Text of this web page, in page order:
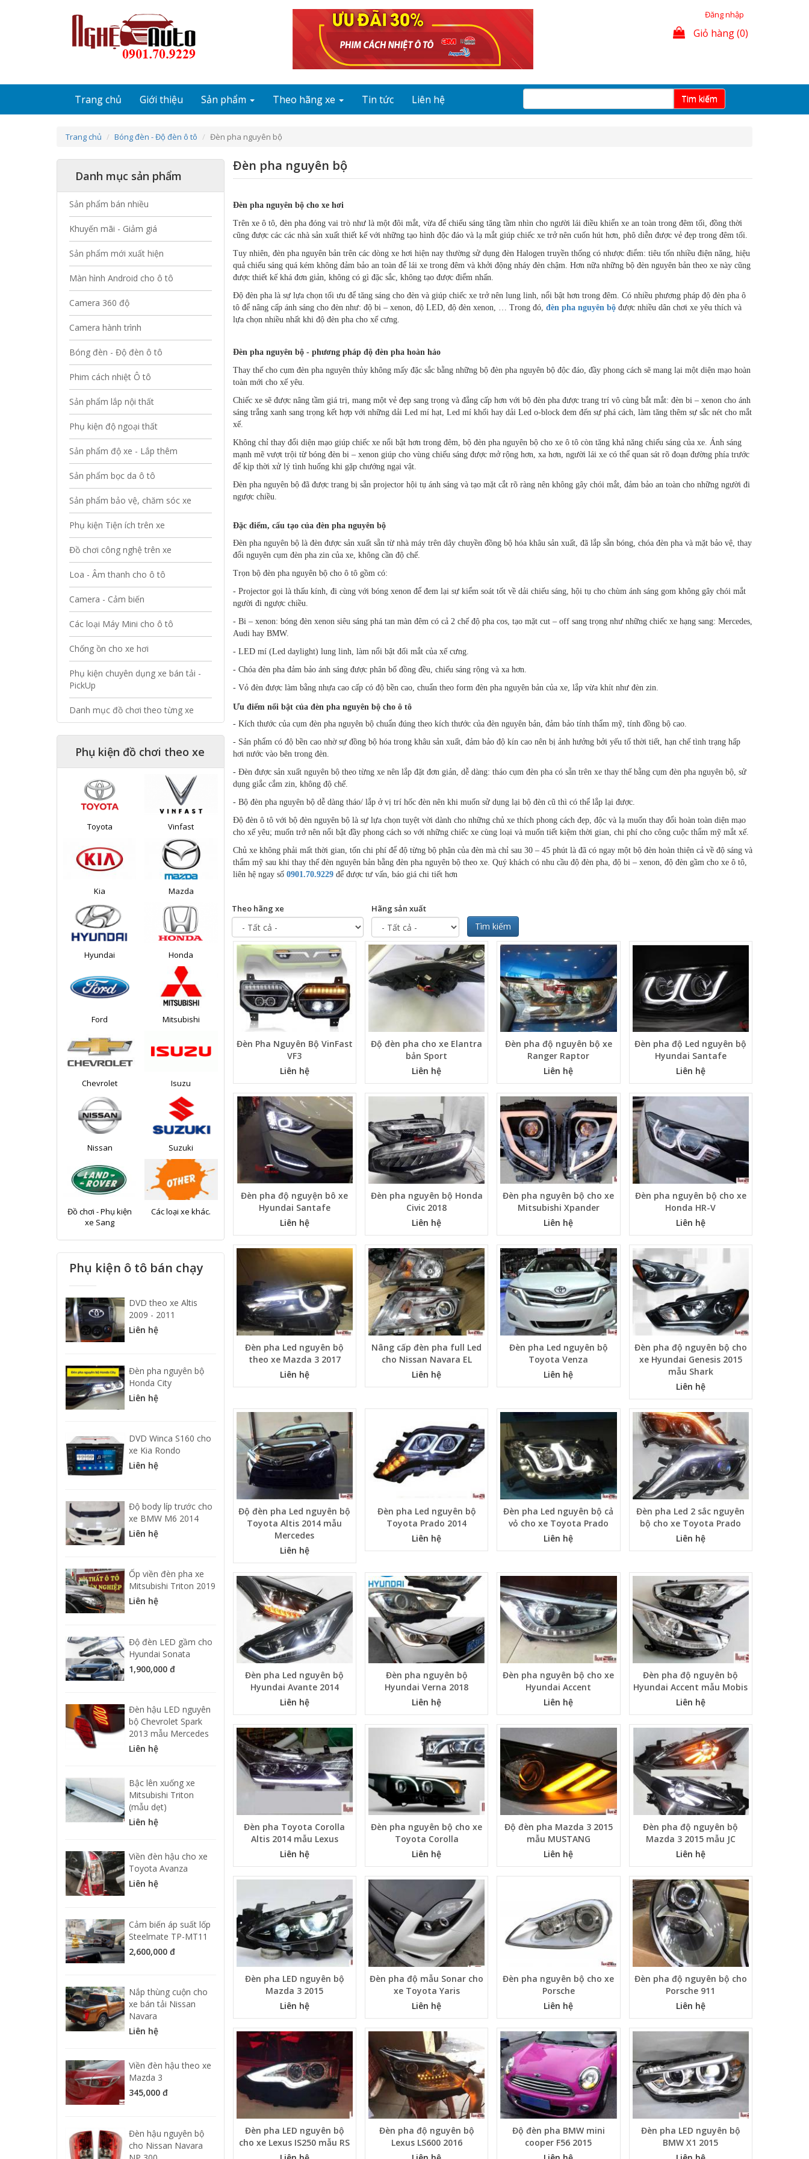
Đăng nhập
Giỏ hàng (0)
Trang chủ Giới thiệu Sản phẩm Theo hãng xe Tin tức Liên hệ Tim kiếm
Trang chủ Bóng đèn - Độ đèn ô tô Đèn pha nguyên bộ
Danh mục sản phẩm
Sản phẩm bán nhiều
Khuyến mãi - Giảm giá
Sản phẩm mới xuất hiện
Màn hình Android cho ô tô
Camera 360 độ
Camera hành trình
Bóng đèn - Độ đèn ô tô
Phim cách nhiệt Ô tô
Sản phẩm lắp nội thất
Phụ kiện độ ngoại thất
Sản phẩm độ xe - Lắp thêm
Sản phẩm bọc da ô tô
Sản phẩm bảo vệ, chăm sóc xe
Phụ kiện Tiện ích trên xe
Đồ chơi công nghệ trên xe
Loa - Âm thanh cho ô tô
Camera - Cảm biến
Các loại Máy Mini cho ô tô
Chống ồn cho xe hơi
Phụ kiện chuyên dụng xe bán tải -
PickUp
Danh mục đồ chơi theo từng xe
Phụ kiện đồ chơi theo xe
Toyota Vinfast
Kia Mazda
Hyundai Honda
Ford Mitsubishi
Chevrolet Isuzu
Nissan Suzuki
Đồ chơi - Phụ kiện
xe Sang
Các loại xe khác.
Phụ kiện ô tô bán chạy
DVD theo xe Altis
2009 - 2011
Liên hệ
Đèn pha nguyên bộ
Honda City
Liên hệ
DVD Winca S160 cho
xe Kia Rondo
Liên hệ
Độ body líp trước cho
xe BMW M6 2014
Liên hệ
Ốp viền đèn pha xe
Mitsubishi Triton 2019
Liên hệ
Độ đèn LED gầm cho
Hyundai Sonata
1,900,000 đ
Đèn hậu LED nguyên
bộ Chevrolet Spark
2013 mẫu Mercedes
Liên hệ
Bậc lên xuống xe
Mitsubishi Triton
(mẫu dẹt)
Liên hệ
Viền đèn hậu cho xe
Toyota Avanza
Liên hệ
Cảm biến áp suất lốp
Steelmate TP-MT11
2,600,000 đ
Nắp thùng cuộn cho
xe bán tải Nissan
Navara
Liên hệ
Viền đèn hậu theo xe
Mazda 3
345,000 đ
Đèn hậu nguyên bộ
cho Nissan Navara
Đèn pha nguyên bộ
Đèn pha nguyên bộ cho xe hơi
Trên xe ô tô, đèn pha đóng vai trò như là một đôi mắt, vừa để chiếu sáng tăng tầm nhìn cho người lái điều khiển xe an toàn trong đêm tối, đồng thời
cũng được các các nhà sản xuất thiết kế với những tạo hình độc đáo và lạ mắt giúp chiếc xe trở nên cuốn hút hơn, phô diễn được vẻ đẹp trong đêm tối.
Tuy nhiên, đèn pha nguyên bản trên các dòng xe hơi hiện nay thường sử dụng đèn Halogen truyền thống có nhược điểm: tiêu tốn nhiều điện năng, hiệu
quả chiếu sáng quá kém không đảm bảo an toàn để lái xe trong đêm và khởi động nháy đèn chậm. Hơn nữa những bộ đèn nguyên bản theo xe này cũng
được thiết kế khá đơn giản, không có gì đặc sắc, không tạo được điểm nhấn.
Độ đèn pha là sự lựa chọn tối ưu để tăng sáng cho đèn và giúp chiếc xe trở nên lung linh, nổi bật hơn trong đêm. Có nhiều phương pháp độ đèn pha ô
tô để nâng cấp ánh sáng cho đèn như: độ bi – xenon, độ LED, độ đèn xenon, … Trong đó, đèn pha nguyên bộđược nhiều dân chơi xe yêu thích và
lựa chọn nhiều nhất khi độ đèn pha cho xế cưng.
Đèn pha nguyên bộ - phương pháp độ đèn pha hoàn hảo
Thay thế cho cụm đèn pha nguyên thủy không mấy đặc sắc bằng những bộ đèn pha nguyên bộ độc đáo, đầy phong cách sẽ mang lại một diện mạo hoàn
toàn mới cho xế yêu.
Chiếc xe sẽ được nâng tầm giá trị, mang một vẻ đẹp sang trọng và đẳng cấp hơn với bộ đèn pha được trang trí vô cùng bắt mắt: đèn bi – xenon cho ánh
sáng trắng xanh sang trọng kết hợp với những dải Led mí hạt, Led mí khối hay dải Led o-block đem đến sự phá cách, làm tăng thêm sự sắc nét cho mắt
xế.
Không chỉ thay đổi diện mạo giúp chiếc xe nổi bật hơn trong đêm, bộ đèn pha nguyên bộ cho xe ô tô còn tăng khả năng chiếu sáng của xe. Ánh sáng
mạnh mẽ vượt trội từ bóng đèn bi – xenon giúp cho vùng chiếu sáng được mở rộng hơn, xa hơn, người lái xe có thể quan sát rõ đoạn đường phía trước
để kịp thời xử lý tình huống khi gặp chướng ngại vật.
Đèn pha nguyên bộ đã được trang bị sẵn projector hội tụ ánh sáng và tạo mặt cắt rõ ràng nên không gây chói mắt, đảm bảo an toàn cho những người đi
ngược chiều.
Đặc điểm, cấu tạo của đèn pha nguyên bộ
Đèn pha nguyên bộ là đèn được sản xuất sẵn từ nhà máy trên dây chuyền đồng bộ hóa khâu sản xuất, đã lắp sẵn bóng, chóa đèn pha và mặt bảo vệ, thay
đổi nguyên cụm đèn pha zin của xe, không cần độ chế.
Trọn bộ đèn pha nguyên bộ cho ô tô gồm có:
- Projector gọi là thấu kính, đi cùng với bóng xenon để đem lại sự kiểm soát tốt về dải chiếu sáng, hội tụ cho chùm ánh sáng gom không gây chói mắt
người đi ngược chiều.
- Bi – xenon: bóng đèn xenon siêu sáng phá tan màn đêm có cả 2 chế độ pha cos, tạo mặt cut – off sang trọng như những chiếc xe hạng sang: Mercedes,
Audi hay BMW.
- LED mí (Led daylight) lung linh, làm nổi bật đối mắt của xế cưng.
- Chóa đèn pha đảm bảo ánh sáng được phân bố đồng đều, chiếu sáng rộng và xa hơn.
- Vỏ đèn được làm bằng nhựa cao cấp có độ bền cao, chuẩn theo form đèn pha nguyên bản của xe, lắp vừa khít như đèn zin.
Ưu điểm nổi bật của đèn pha nguyên bộ cho ô tô
- Kích thước của cụm đèn pha nguyên bộ chuẩn đúng theo kích thước của đèn nguyên bản, đảm bảo tính thẩm mỹ, tính đồng bộ cao.
- Sản phẩm có độ bền cao nhờ sự đồng bộ hóa trong khâu sản xuất, đảm bảo độ kín cao nên bị ảnh hưởng bởi yếu tố thời tiết, hạn chế tình trạng hấp
hơi nước vào bên trong đèn.
- Đèn được sản xuất nguyên bộ theo từng xe nên lắp đặt đơn giản, dễ dàng: tháo cụm đèn pha có sẵn trên xe thay thế bằng cụm đèn pha nguyên bộ, sử
dụng giắc cắm zin, không độ chế.
- Bộ đèn pha nguyên bộ dễ dàng tháo/ lắp ở vị trí hốc đèn nên khi muốn sử dụng lại bộ đèn cũ thì có thể lắp lại được.
Độ đèn ô tô với bộ đèn nguyên bộ là sự lựa chọn tuyệt vời dành cho những chủ xe thích phong cách đẹp, độc và lạ muốn thay đổi hoàn toàn diện mạo
cho xế yêu; muốn trở nên nổi bật đầy phong cách so với những chiếc xe cùng loại và muốn tiết kiệm thời gian, chi phí cho công cuộc thẩm mỹ mắt xế.
Chủ xe không phải mất thời gian, tốn chi phí để độ từng bộ phận của đèn mà chỉ sau 30 – 45 phút là đã có ngay một bộ đèn hoàn thiện cả về độ sáng và
thẩm mỹ sau khi thay thế đèn nguyên bản bằng đèn pha nguyên bộ theo xe. Quý khách có nhu cầu độ đèn pha, độ bi – xenon, độ đèn gầm cho xe ô tô,
liên hệ ngay số 0901.70.9229 để được tư vấn, báo giá chi tiết hơn
Theo hãng xe Hãng sản xuất
Tìm kiếm
Đèn Pha Nguyên Bộ VinFast
VF3
Liên hệ
Độ đèn pha cho xe Elantra
bản Sport
Liên hệ
Đèn pha độ nguyên bộ xe
Ranger Raptor
Liên hệ
Đèn pha độ Led nguyên bộ
Hyundai Santafe
Liên hệ
Đèn pha độ nguyện bô xe
Hyundai Santafe
Liên hệ
Đèn pha nguyên bộ Honda
Civic 2018
Liên hệ
Đèn pha nguyên bộ cho xe
Mitsubishi Xpander
Liên hệ
Đèn pha nguyên bộ cho xe
Honda HR-V
Liên hệ
Đèn pha Led nguyên bộ
theo xe Mazda 3 2017
Liên hệ
Nâng cấp đèn pha full Led
cho Nissan Navara EL
Liên hệ
Đèn pha Led nguyên bộ
Toyota Venza
Liên hệ
Đèn pha độ nguyên bộ cho
xe Hyundai Genesis 2015
mẫu Shark
Liên hệ
Độ đèn pha Led nguyên bộ
Toyota Altis 2014 mẫu
Mercedes
Liên hệ
Đèn pha Led nguyên bộ
Toyota Prado 2014
Liên hệ
Đèn pha Led nguyên bộ cả
vỏ cho xe Toyota Prado
Liên hệ
Đèn pha Led 2 sắc nguyên
bộ cho xe Toyota Prado
Liên hệ
Đèn pha Led nguyên bộ
Hyundai Avante 2014
Liên hệ
Đèn pha nguyên bộ
Hyundai Verna 2018
Liên hệ
Đèn pha nguyên bộ cho xe
Hyundai Accent
Liên hệ
Đèn pha độ nguyên bộ
Hyundai Accent mẫu Mobis
Liên hệ
Đèn pha Toyota Corolla
Altis 2014 mẫu Lexus
Liên hệ
Đèn pha nguyên bộ cho xe
Toyota Corolla
Liên hệ
Độ đèn pha Mazda 3 2015
mẫu MUSTANG
Liên hệ
Đèn pha độ nguyên bộ
Mazda 3 2015 mẫu JC
Liên hệ
Đèn pha LED nguyên bộ
Mazda 3 2015
Liên hệ
Đèn pha độ mẫu Sonar cho
xe Toyota Yaris
Liên hệ
Đèn pha nguyên bộ cho xe
Porsche
Liên hệ
Đèn pha độ nguyên bộ cho
Porsche 911
Liên hệ
Đèn pha LED nguyên bộ
cho xe Lexus IS250 mẫu RS
Đèn pha độ nguyên bộ
Lexus LS600 2016
Độ đèn pha BMW mini
cooper F56 2015
Đèn pha LED nguyên bộ
BMW X1 2015